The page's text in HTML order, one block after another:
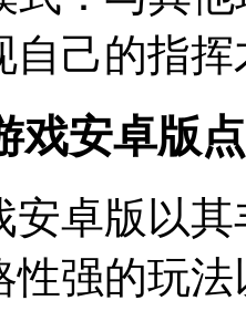
自己的指
戏安卓版
安卓版以
性强的玩